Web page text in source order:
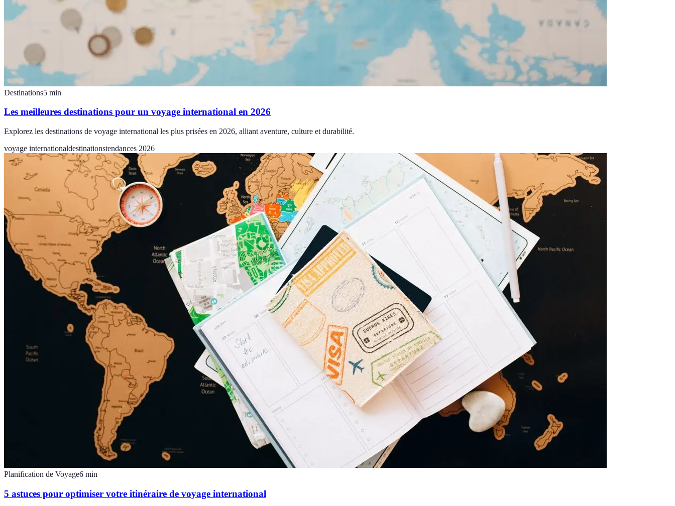
Destinations5 min
Les meilleures destinations pour un voyage international en 2026
Explorez les destinations de voyage international les plus prisées en 2026, alliant aventure, culture et durabilité.
voyage internationaldestinationstendances 2026
Planification de Voyage6 min
5 astuces pour optimiser votre itinéraire de voyage international